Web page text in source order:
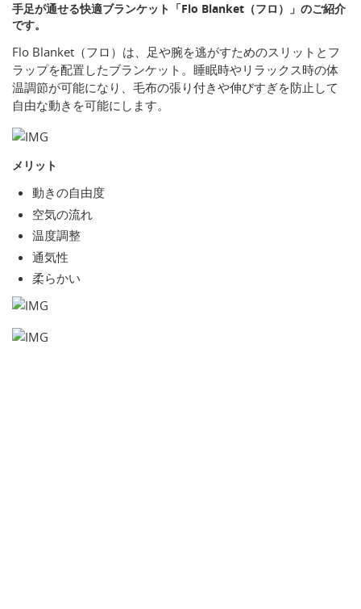
手足が通せる快適ブランケット「Flo Blanket（フロ）」のご紹介
です。
Flo Blanket（フロ）は、足や腕を逃がすためのスリットとフ
ラップを配置したブランケット。睡眠時やリラックス時の体
温調節が可能になり、毛布の張り付きや伸びすぎを防止して
自由な動きを可能にします。
メリット
動きの自由度
空気の流れ
温度調整
通気性
柔らかい